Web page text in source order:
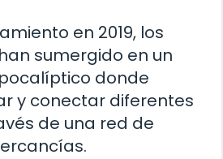
en 2019, los
sumergido en un
donde
y conectar diferentes
de una red de